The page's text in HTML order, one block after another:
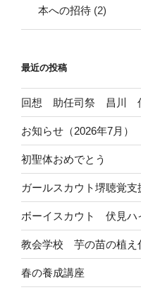
本への招待 (2)
最近の投稿
回想 助任司祭 昌川
お知らせ（2026年7月）
初聖体おめでとう
ガールスカウト堺聴覚
ボーイスカウト 伏見ハ
教会学校 芋の苗の植え
春の養成講座